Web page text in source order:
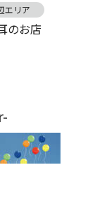
エリア
のお店